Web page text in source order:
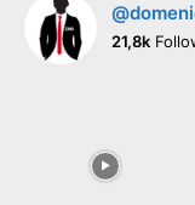
21,8k